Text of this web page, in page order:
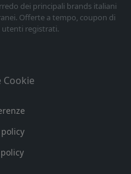
dei principali brands italiani
Offerte a tempo, coupon di
registrati.
Cookie
policy